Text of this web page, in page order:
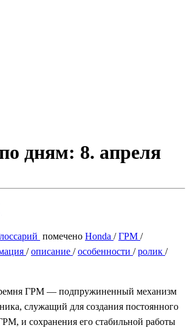
дням: 8. апреля
помечено Honda /ГРМ /
/описание /особенности /ролик /
ГРМ — подпружиненный механизм
служащий для создания постоянного
и сохранения его стабильной работы